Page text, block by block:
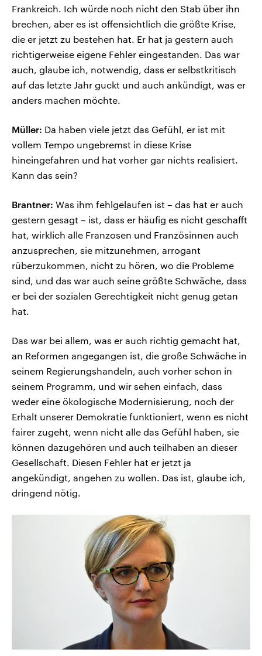
Frankreich. Ich würde noch nicht den Stab über ihn
brechen, aber es ist offensichtlich die größte Krise,
die er jetzt zu bestehen hat. Er hat ja gestern auch
richtigerweise eigene Fehler eingestanden. Das war
auch, glaube ich, notwendig, dass er selbstkritisch
auf das letzte Jahr guckt und auch ankündigt, was er
anders machen möchte.
Müller: Da haben viele jetzt das Gefühl, er ist mit
vollem Tempo ungebremst in diese Krise
hineingefahren und hat vorher gar nichts realisiert.
Kann das sein?
Brantner: Was ihm fehlgelaufen ist – das hat er auch
gestern gesagt – ist, dass er häufig es nicht geschafft
hat, wirklich alle Franzosen und Französinnen auch
anzusprechen, sie mitzunehmen, arrogant
rüberzukommen, nicht zu hören, wo die Probleme
sind, und das war auch seine größte Schwäche, dass
er bei der sozialen Gerechtigkeit nicht genug getan
hat.
Das war bei allem, was er auch richtig gemacht hat,
an Reformen angegangen ist, die große Schwäche in
seinem Regierungshandeln, auch vorher schon in
seinem Programm, und wir sehen einfach, dass
weder eine ökologische Modernisierung, noch der
Erhalt unserer Demokratie funktioniert, wenn es nicht
fairer zugeht, wenn nicht alle das Gefühl haben, sie
können dazugehören und auch teilhaben an dieser
Gesellschaft. Diesen Fehler hat er jetzt ja
angekündigt, angehen zu wollen. Das ist, glaube ich,
dringend nötig.